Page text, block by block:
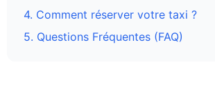
4. Comment réserver votre taxi ?
5. Questions Fréquentes (FAQ)